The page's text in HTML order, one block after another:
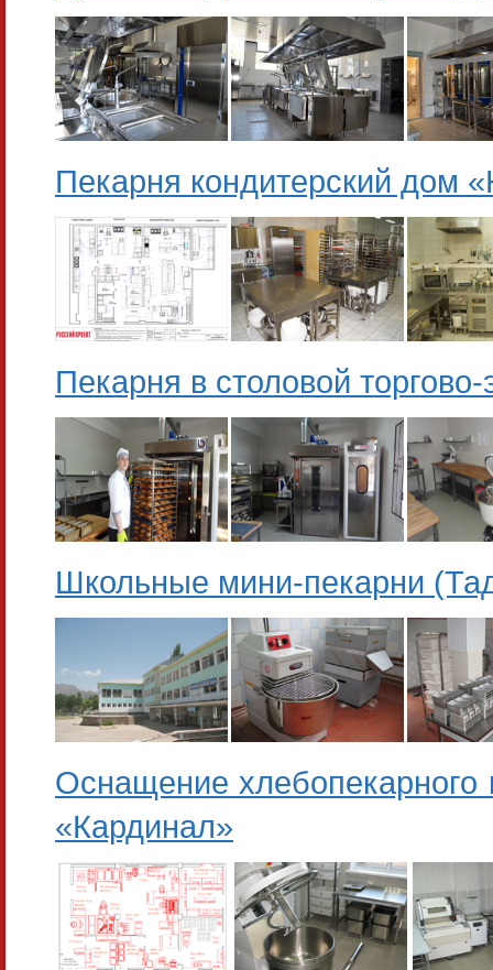
Пекарня кондитерский дом
Пекарня в столовой
Школьные мини-пекарни
Оснащение хлебопекарного
«Кардинал»